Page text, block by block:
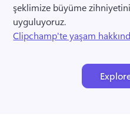
şeklimize büyüme
uyguluyoruz.
Clipchamp'te yaşam